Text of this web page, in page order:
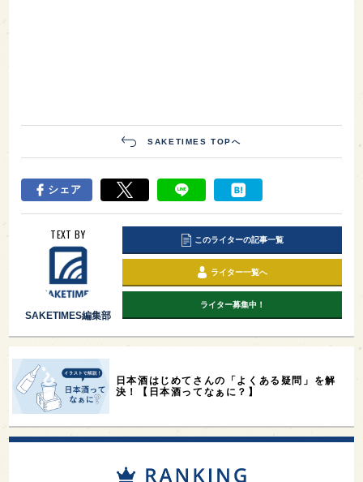
SAKETIMES TOPへ
シェア
TEXT BY
SAKETIMES編集部
このライターの記事一覧
ライター一覧へ
ライター募集中！
日本酒はじめてさんの「よくある疑問」を解
決！【日本酒ってなぁに？】